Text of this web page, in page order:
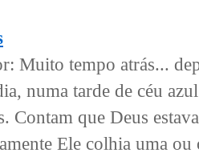
Muito tempo atrás...
numa tarde de céu
Contam que Deus
Ele colhia uma